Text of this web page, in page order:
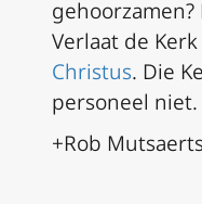
Verlaat de
Christus. Die
personeel niet.
+Rob Mutsaerts